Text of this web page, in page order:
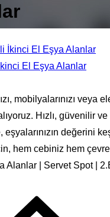
El Eşya Alanlar
mobilyalarınızı veya
Hızlı, güvenilir
eşyalarınızın değerini
hem cebiniz hem
Alanlar | Servet Spot |